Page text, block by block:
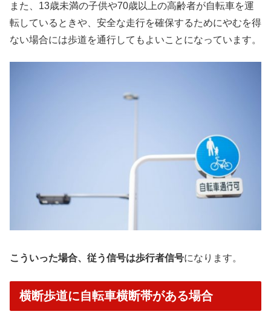
また、13歳未満の子供や70歳以上の高齢者が自転車を運
転しているときや、安全な走行を確保するためにやむを得
ない場合には歩道を通行してもよいことになっています。
こういった場合、従う信号は歩行者信号になります。
横断歩道に自転車横断帯がある場合